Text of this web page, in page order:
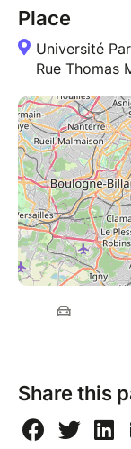
Place
Université
Rue Thomas
Share this